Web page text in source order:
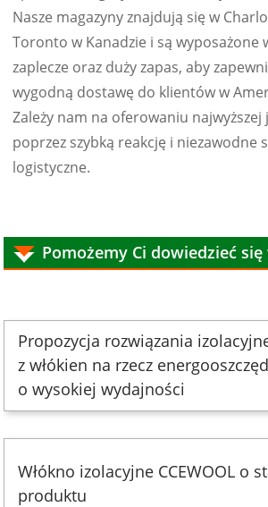
Nasze magazyny znajdują się w
Toronto w Kanadzie i są wyposażone
zaplecze oraz duży zapas, aby
wygodną dostawę do klientów w
Zależy nam na oferowaniu najwyższej
poprzez szybką reakcję i niezawodne
logistyczne.
Pomożemy Ci dowiedzieć się
Propozycja rozwiązania
z włókien na rzecz
o wysokiej wydajności
Włókno izolacyjne CCEWOOL o
produktu